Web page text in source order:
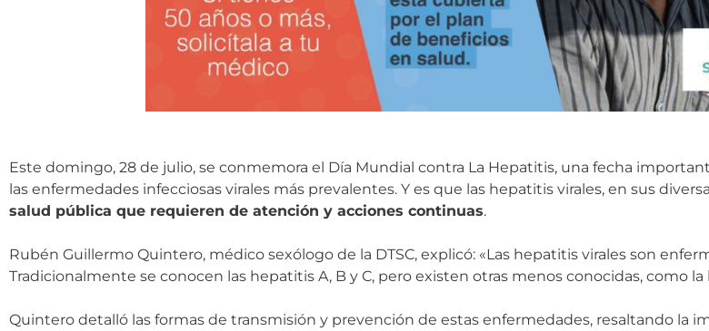
Este domingo, 28 de julio, se conmemora el Día Mundial contra La Hepatitis, una fecha
las enfermedades infecciosas virales más prevalentes. Y es que las hepatitis virales, en sus
salud pública que requieren de atención y acciones continuas.
Rubén Guillermo Quintero, médico sexólogo de la DTSC, explicó: «Las hepatitis virales son
Tradicionalmente se conocen las hepatitis A, B y C, pero existen otras menos conocidas, como la
Quintero detalló las formas de transmisión y prevención de estas enfermedades, resaltando la